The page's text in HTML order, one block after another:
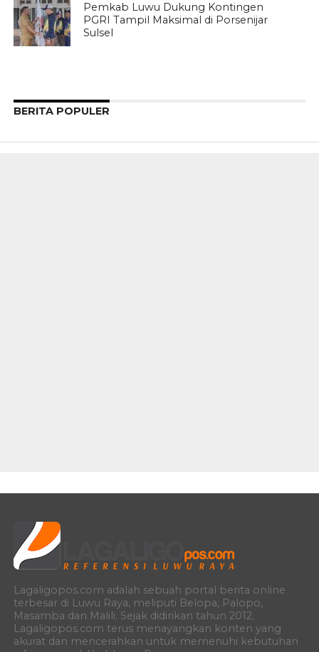
Pemkab Luwu Dukung Kontingen
PGRI Tampil Maksimal di Porsenijar
Sulsel
BERITA POPULER
Lagaligopos.com adalah sebuah portal berita online
terbesar di Luwu Raya, meliputi Belopa, Palopo,
Masamba dan Malili. Sejak didirikan tahun 2012,
Lagaligopos.com terus menayangkan konten yang
akurat dan mencerahkan untuk memenuhi kebutuhan